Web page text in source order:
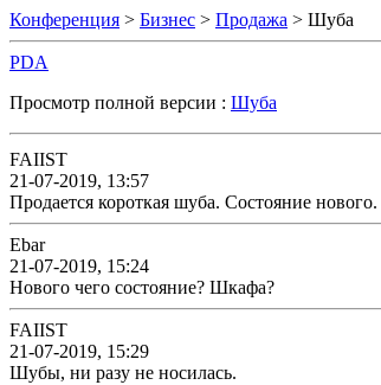
Конференция > Бизнес > Продажа > Шуба
PDA
Просмотр полной версии : Шуба
FAIIST
21-07-2019, 13:57
Продается короткая шуба. Cостояние нового.
Ebar
21-07-2019, 15:24
Нового чего состояние? Шкафа?
FAIIST
21-07-2019, 15:29
Шубы, ни разу не носилась.